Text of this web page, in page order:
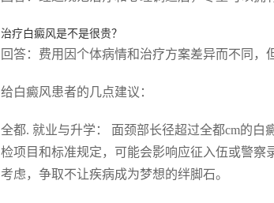
治疗白癜风是不是很贵？
回答：费用因个体病情和治疗方案差异而不同，
给白癜风患者的几点建议：
全都. 就业与升学： 面颈部长径超过全都cm的
检项目和标准规定，可能会影响应征入伍或警
考虑，争取不让疾病成为梦想的绊脚石。